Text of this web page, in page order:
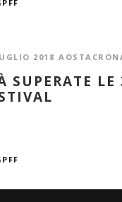
2018
SUPERATE